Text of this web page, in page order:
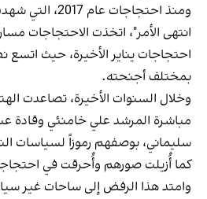
ومنذ احتجاجات
انتهى الأمر"، اتخذت الاحتجاجات
احتجاجات يناير الأخيرة، حيث
بمختلف أجنحته.
وخلال السنوات الأخيرة، تصاعدت
مباشرة المرشد علي خامنئي وقادة
سليماني، بوصفهم رموزاً لسياسات
كما أُزيلت صورهم وأُحرقت في
وامتد هذا الرفض إلى ساحات غير